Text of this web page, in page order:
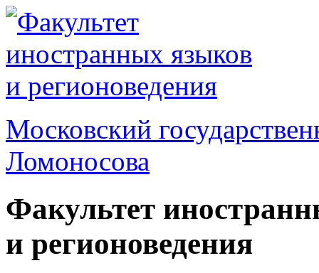
Московский
Ломоносова
Факультет
и регионоведения